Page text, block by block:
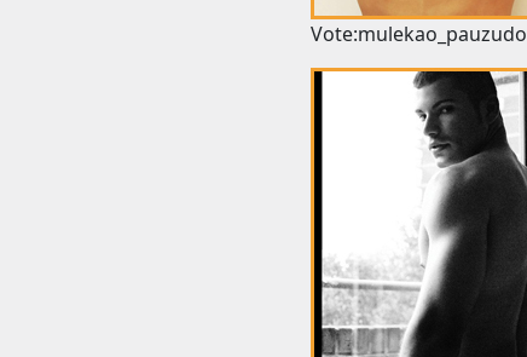
Vote:mulekao_pauzudo